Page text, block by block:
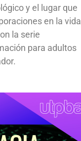
y el lugar que
en la vida
la serie
para adultos